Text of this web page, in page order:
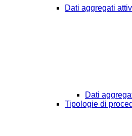
Dati aggregati
Dati
Tipologie di